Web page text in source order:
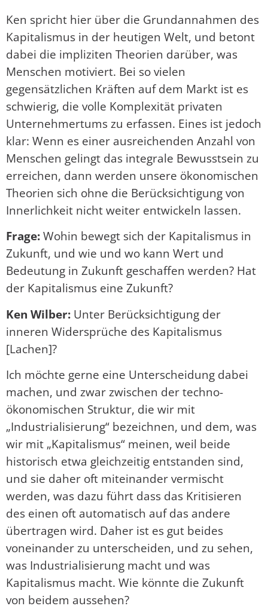
Ken spricht hier über die Grundannahmen des
Kapitalismus in der heutigen Welt, und betont
dabei die impliziten Theorien darüber, was
Menschen motiviert. Bei so vielen
gegensätzlichen Kräften auf dem Markt ist es
schwierig, die volle Komplexität privaten
Unternehmertums zu erfassen. Eines ist jedoch
klar: Wenn es einer ausreichenden Anzahl von
Menschen gelingt das integrale Bewusstsein zu
erreichen, dann werden unsere ökonomischen
Theorien sich ohne die Berücksichtigung von
Innerlichkeit nicht weiter entwickeln lassen.
Frage:Wohin bewegt sich der Kapitalismus in
Zukunft, und wie und wo kann Wert und
Bedeutung in Zukunft geschaffen werden? Hat
der Kapitalismus eine Zukunft?
Ken Wilber: Unter Berücksichtigung der
inneren Widersprüche des Kapitalismus
[Lachen]?
Ich möchte gerne eine Unterscheidung dabei
machen, und zwar zwischen der techno-
ökonomischen Struktur, die wir mit
„Industrialisierung“ bezeichnen, und dem, was
wir mit „Kapitalismus“ meinen, weil beide
historisch etwa gleichzeitig entstanden sind,
und sie daher oft miteinander vermischt
werden, was dazu führt dass das Kritisieren
des einen oft automatisch auf das andere
übertragen wird. Daher ist es gut beides
voneinander zu unterscheiden, und zu sehen,
was Industrialisierung macht und was
Kapitalismus macht. Wie könnte die Zukunft
von beidem aussehen?